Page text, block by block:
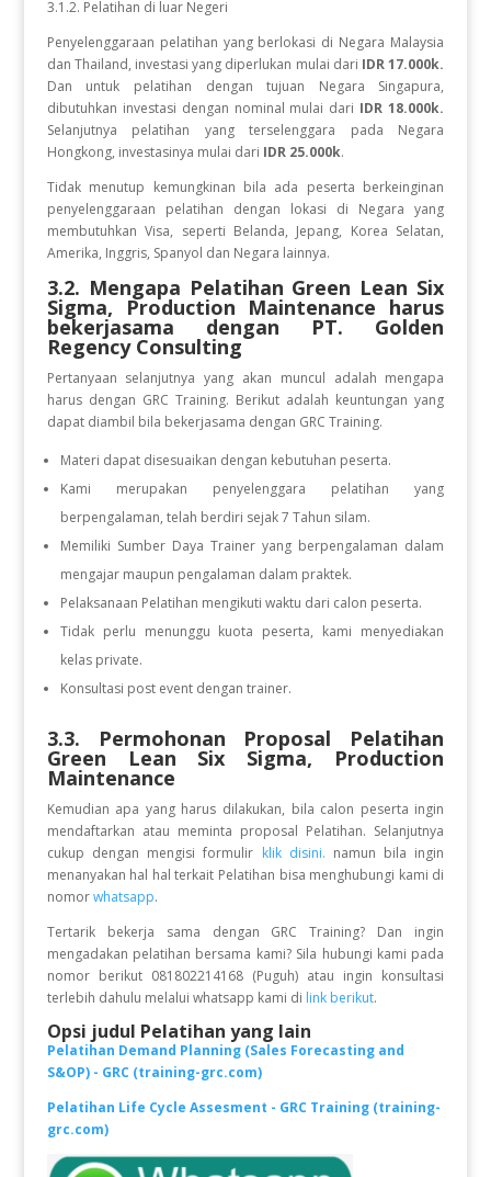
3.1.2. Pelatihan di luar Negeri
Penyelenggaraan pelatihan yang berlokasi di Negara Malaysia
dan Thailand, investasi yang diperlukan mulai dari IDR 17.000k.
Dan
untuk pelatihan dengan tujuan Negara
Singapura,
dibutuhkan investasi dengan nominal mulai dari IDR 18.000k.
Selanjutnya pelatihan yang terselenggara pada Negara
Hongkong, investasinya mulai dari IDR 25.000k.
Tidak menutup kemungkinan bila ada peserta berkeinginan
penyelenggaraan pelatihan dengan lokasi di Negara yang
membutuhkan Visa, seperti Belanda, Jepang, Korea Selatan,
Amerika, Inggris, Spanyol dan Negara lainnya.
3.2. Mengapa Pelatihan Green Lean Six
Sigma, Production Maintenance harus
bekerjasama dengan PT. Golden
Regency Consulting
Pertanyaan selanjutnya yang akan muncul adalah mengapa
harus dengan GRC Training. Berikut adalah keuntungan yang
dapat diambil bila bekerjasama dengan GRC Training.
Materi dapat disesuaikan dengan kebutuhan peserta.
Kami merupakan penyelenggara pelatihan yang
berpengalaman, telah berdiri sejak 7 Tahun silam.
Memiliki Sumber Daya Trainer yang berpengalaman dalam
mengajar maupun pengalaman dalam praktek.
Pelaksanaan Pelatihan mengikuti waktu dari calon peserta.
Tidak perlu menunggu kuota peserta, kami menyediakan
kelas private.
Konsultasi post event dengan trainer.
3.3. Permohonan Proposal Pelatihan
Green Lean Six Sigma, Production
Maintenance
Kemudian apa yang harus dilakukan, bila calon peserta ingin
mendaftarkan atau meminta proposal Pelatihan. Selanjutnya
cukup dengan mengisi formulir klik disini. namun bila ingin
menanyakan hal hal terkait Pelatihan bisa menghubungi kami di
nomor whatsapp.
Tertarik bekerja sama dengan GRC Training? Dan ingin
mengadakan pelatihan bersama kami? Sila hubungi kami pada
nomor berikut 081802214168 (Puguh) atau ingin konsultasi
terlebih dahulu melalui whatsapp kami di link berikut.
Opsi judul Pelatihan yang lain
Pelatihan Demand Planning (Sales Forecasting and
S&OP) - GRC (training-grc.com)
Pelatihan Life Cycle Assesment - GRC Training (training-
grc.com)